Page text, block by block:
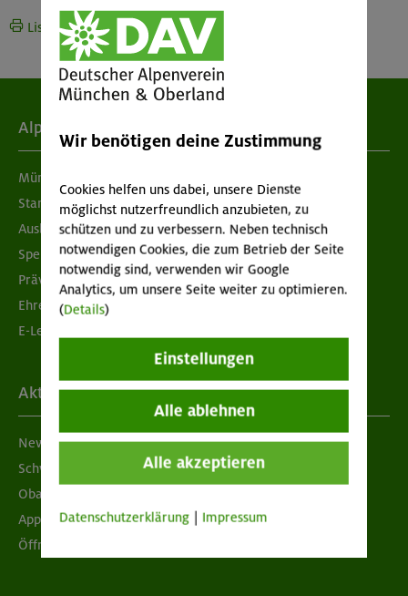
Liste drucken
Alpenverein
München & Oberland
Standorte
Ausbildung & Jobs
Spenden
Prävention sexualisierter Gewalt
Ehrenamtsbörse
E-Learning
Aktuelles
Newsletter
Schwarzes Brett
Obacht geben!
App "Mein DAV+"
Öffnungszeiten
Wir benötigen deine Zustimmung
Cookies helfen uns dabei, unsere Dienste
möglichst nutzerfreundlich anzubieten, zu
schützen und zu verbessern. Neben technisch
notwendigen Cookies, die zum Betrieb der Seite
notwendig sind, verwenden wir Google
Analytics, um unsere Seite weiter zu optimieren.
(Details)
Einstellungen
Alle ablehnen
Alle akzeptieren
Datenschutzerklärung Impressum